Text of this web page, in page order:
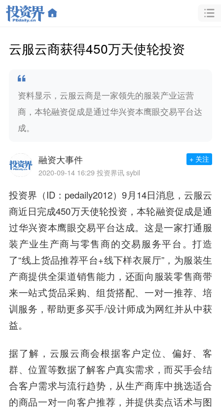
云服云商获得450万天使轮投资
资料显示，云服云商是一家领先的服装产业运营
商，本轮融资促成是通过华兴资本鹰眼交易平台达
成。
融资大事件
2020-09-14 16:29 投资界讯 sybil
+ 关注
投资界（ID：pedaily2012）9月14日消息， 云服云
商近日完成450万天使轮投资，本轮融资促成是通
过华兴资本鹰眼交易平台达成。这是一家打通服
装产业生产商与零售商的交易服务平台。打造
了“线上货品推荐平台+线下样衣展厅”，为服装生
产商提供全渠道销售能力，还面向 服装零售商带
来一站式货品采购、组货搭配、一对一推荐、培
训服务，帮助更多买手/设计师成为网红并从中获
益。
据了解，云服云商会根据客户定位、偏好、客
群、位置等数据了解客户真实需求，而买手会结
合客户需求与流行趋势， 从生产商库中挑选适合
的商品一对一向客户推荐，并提供卖点话术与图